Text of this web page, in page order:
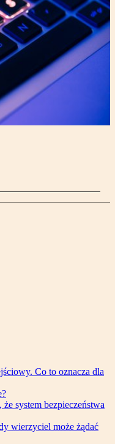
Co to oznacza dla
system bezpieczeństwa
wierzyciel może żądać